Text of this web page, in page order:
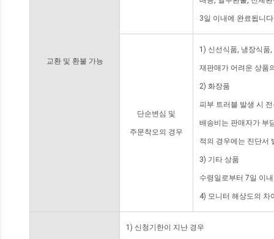
교환 및 환불 가능
3일 이내에 완료됩니
단순변심 및
주문착오의 경우
1) 신선식품, 냉장식품
재판매가 어려운 상품
2) 화장품
피부 트러블 발생 시
배송비는 판매자가 부
적의 경우에는 진단서
3) 기타 상품
수령일로부터 7일 이
4) 모니터 해상도의 차
1) 신청기한이 지난 경우